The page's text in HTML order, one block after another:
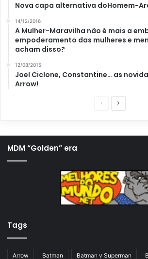
Nova capa alternativa doHomem-
14/12/2016
A Mulher-Maravilha não é mais a
empoderamento das mulheres e
acham disso?
12/08/2015
Joel Ciclone, Constantine… as
Arrow!
a
a
n
m
a
p
n
MDM “Golden” era
Tags
Arrow Batman Batman v Superman